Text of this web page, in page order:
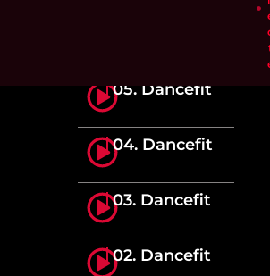
05. Dancefit
04. Dancefit
03. Dancefit
02. Dancefit